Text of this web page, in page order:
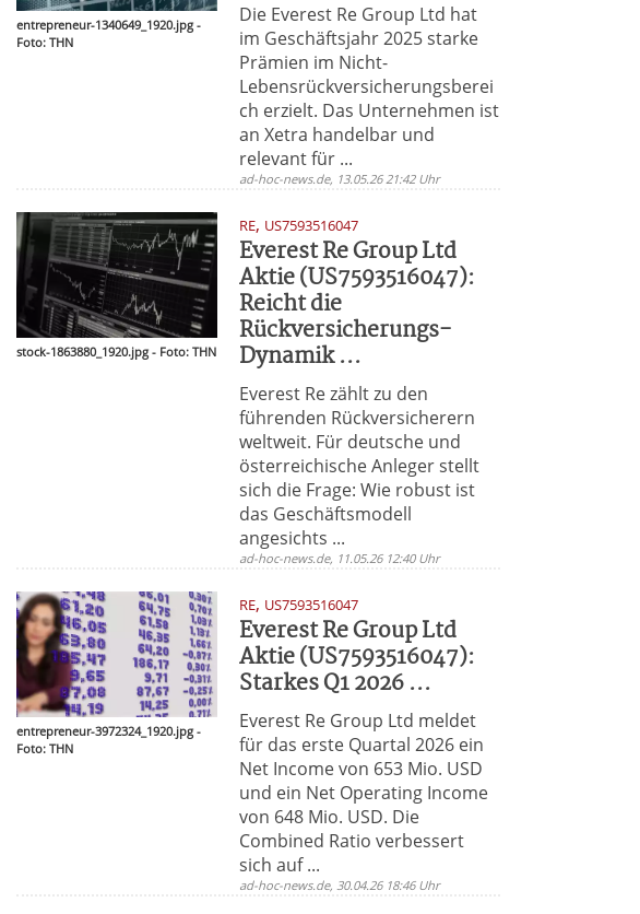
entrepreneur-1340649_1920.jpg -
Foto: THN
Die Everest Re Group Ltd hat
im Geschäftsjahr 2025 starke
Prämien im Nicht-
Lebensrückversicherungsberei
ch erzielt. Das Unternehmen ist
an Xetra handelbar und
relevant für ...
ad-hoc-news.de, 13.05.26 21:42 Uhr
stock-1863880_1920.jpg - Foto: THN
RE, US7593516047
Everest Re Group Ltd
Aktie (US7593516047):
Reicht die
Rückversicherungs-
Dynamik ...
Everest Re zählt zu den
führenden Rückversicherern
weltweit. Für deutsche und
österreichische Anleger stellt
sich die Frage: Wie robust ist
das Geschäftsmodell
angesichts ...
ad-hoc-news.de, 11.05.26 12:40 Uhr
entrepreneur-3972324_1920.jpg -
Foto: THN
RE, US7593516047
Everest Re Group Ltd
Aktie (US7593516047):
Starkes Q1 2026 ...
Everest Re Group Ltd meldet
für das erste Quartal 2026 ein
Net Income von 653 Mio. USD
und ein Net Operating Income
von 648 Mio. USD. Die
Combined Ratio verbessert
sich auf ...
ad-hoc-news.de, 30.04.26 18:46 Uhr